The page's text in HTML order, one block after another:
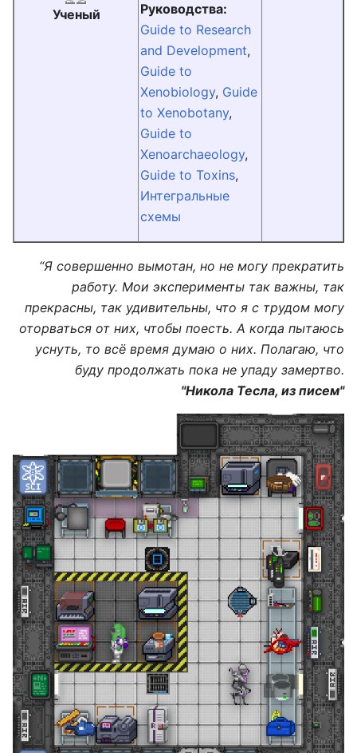
Ученый
Руководства:
Guide to Research
and Development,
Guide to
Xenobiology, Guide
to Xenobotany,
Guide to
Xenoarchaeology,
Guide to Toxins,
Интегральные
схемы
“Я совершенно вымотан, но не могу прекратить
работу. Мои эксперименты так важны, так
прекрасны, так удивительны, что я с трудом могу
оторваться от них, чтобы поесть. А когда пытаюсь
уснуть, то всё время думаю о них. Полагаю, что
буду продолжать пока не упаду замертво.
"Никола Тесла, из писем"